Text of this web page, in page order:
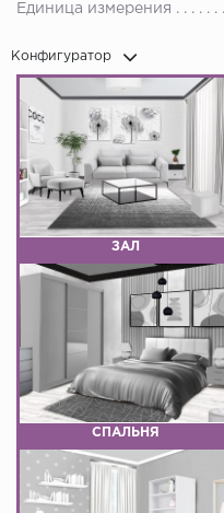
Единица измерения
Конфигуратор
ЗАЛ
СПАЛЬНЯ